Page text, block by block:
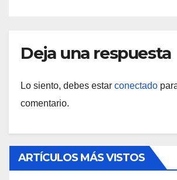
Deja una respuesta
Lo siento, debes estar conectado
comentario.
ARTÍCULOS MÁS VISTOS